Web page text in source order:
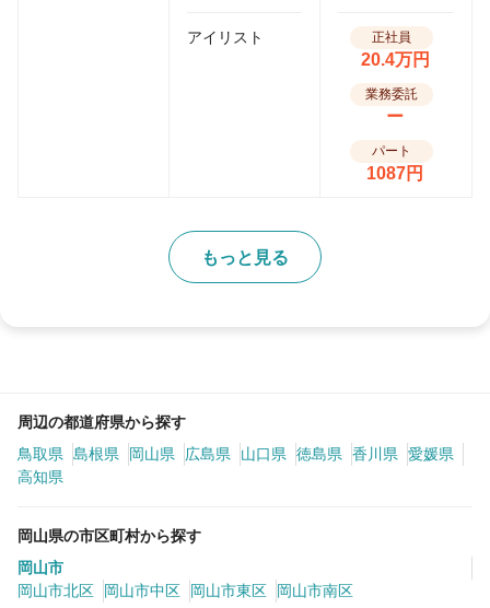
アイリスト 正社員
20.4万円
業務委託
ー
パート
1087円
もっと見る
周辺の都道府県から探す
鳥取県
島根県 岡山県 広島県 山口県 徳島県 香川県
愛媛県
高知県
岡山県の市区町村から探す
岡山市
岡山市北区
岡山市中区 岡山市東区
岡山市南区